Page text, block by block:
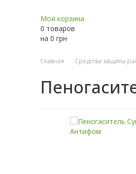
Моя корзина
0 товаров
на 0 грн
Главная Средства защиты